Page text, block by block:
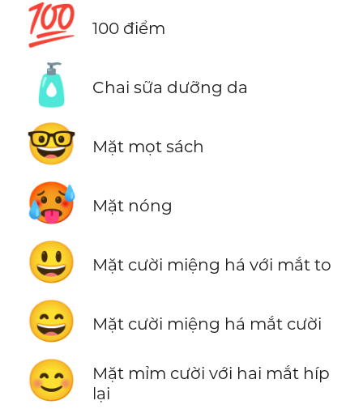
💯 100 điểm
🧴 Chai sữa dưỡng da
🤓 Mặt mọt sách
🥵 Mặt nóng
😃 Mặt cười miệng há với mắt to
😄 Mặt cười miệng há mắt cười
😊
Mặt mỉm cười với hai mắt híp
lại